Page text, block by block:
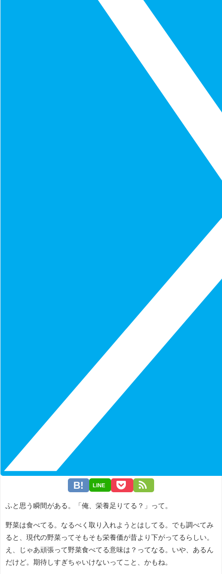
LINE
ふと思う瞬間がある。「俺、栄養足りてる？」って。
野菜は食べてる。なるべく取り入れようとはしてる。でも調べてみ
ると、現代の野菜ってそもそも栄養価が昔より下がってるらしい。
え、じゃあ頑張って野菜食べてる意味は？ってなる。いや、あるん
だけど。期待しすぎちゃいけないってこと、かもね。